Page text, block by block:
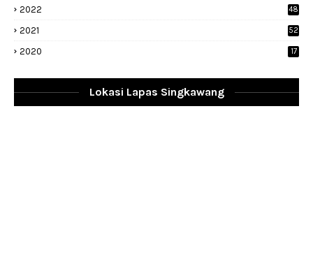
2022
48
2021 52
2020 17
Lokasi Lapas Singkawang